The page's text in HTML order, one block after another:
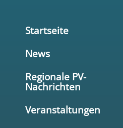
Startseite
News
Regionale PV-
Nachrichten
Veranstaltungen